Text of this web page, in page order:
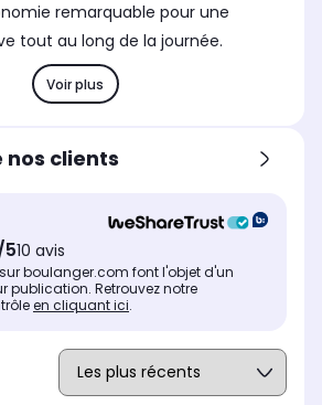
remarquable pour une
tout au long de la journée.
Voir plus
nos clients
10 avis
boulanger.com font l'objet d'un
publication. Retrouvez notre
en cliquant ici.